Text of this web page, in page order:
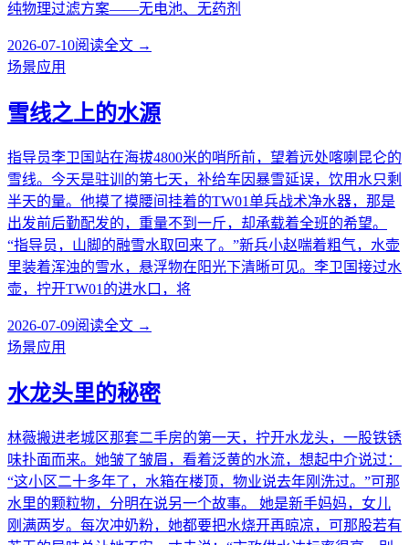
纯物理过滤方案——无电池、无药剂
2026-07-10阅读全文 →
场景应用
雪线之上的水源
指导员李卫国站在海拔4800米的哨所前，望着远处喀喇昆仑的
雪线。今天是驻训的第七天，补给车因暴雪延误，饮用水只剩
半天的量。他摸了摸腰间挂着的TW01单兵战术净水器，那是
出发前后勤配发的，重量不到一斤，却承载着全班的希望。
“指导员，山脚的融雪水取回来了。”新兵小赵喘着粗气，水壶
里装着浑浊的雪水，悬浮物在阳光下清晰可见。李卫国接过水
壶，拧开TW01的进水口，将
2026-07-09阅读全文 →
场景应用
水龙头里的秘密
林薇搬进老城区那套二手房的第一天，拧开水龙头，一股铁锈
味扑面而来。她皱了皱眉，看着泛黄的水流，想起中介说过：
“这小区二十多年了，水箱在楼顶，物业说去年刚洗过。”可那
水里的颗粒物，分明在说另一个故事。 她是新手妈妈，女儿
刚满两岁。每次冲奶粉，她都要把水烧开再晾凉，可那股若有